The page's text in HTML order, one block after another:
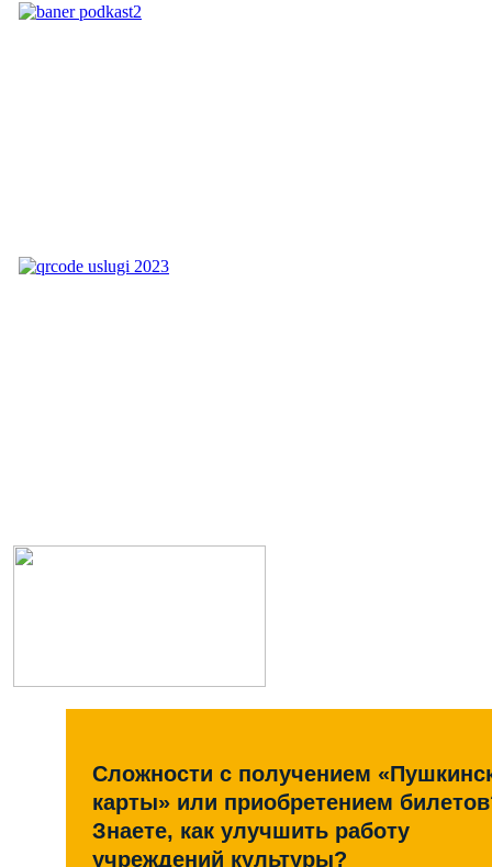
Сложности с получением
карты» или приобретением
Знаете, как улучшить работу
учреждений культуры?